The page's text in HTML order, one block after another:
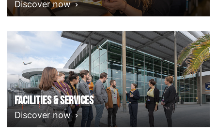
Discover now
Facilities & Services
Discover now